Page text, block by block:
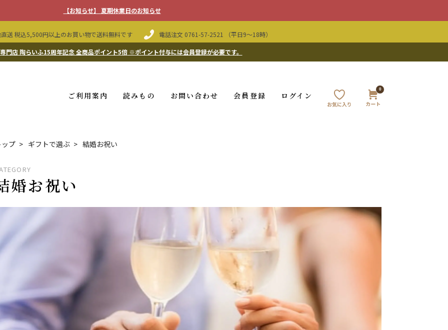
【お知らせ】 夏期休業日のお知らせ
送 税込5,500円以上のお買い物で送料無料です 電話注文 0761-57-2521 （平日9〜18時）
門店 陶らいふ15周年記念 全商品ポイント5倍※ポイント付与には会員登録が必要です。
ご利用案内 読みもの お問い合わせ 会員登録 ログイン
0
ップ ギフトで選ぶ 結婚お祝い
婚お祝い